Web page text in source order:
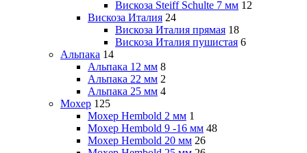
Вискоза Steiff Schulte 7 мм 12
Вискоза Италия 24
Вискоза Италия прямая 18
Вискоза Италия пушистая 6
Альпака 14
Альпака 12 мм 8
Альпака 22 мм 2
Альпака 25 мм 4
Мохер 125
Мохер Hembold 2 мм 1
Мохер Hembold 9 -16 мм 48
Мохер Hembold 20 мм 26